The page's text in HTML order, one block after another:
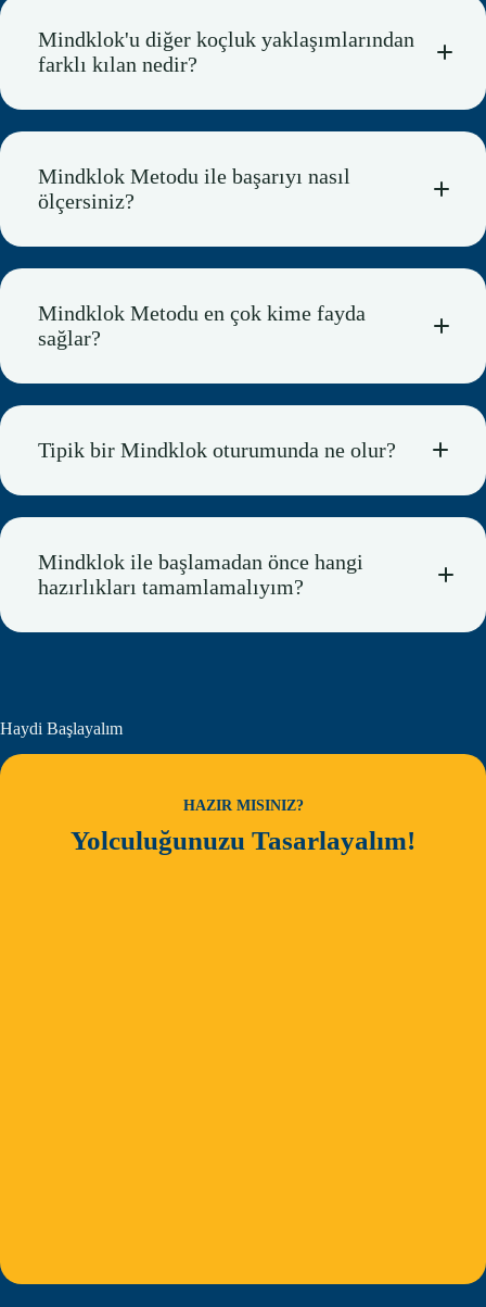
Mindklok'u diğer koçluk yaklaşımlarından
farklı kılan nedir?
Mindklok Metodu ile başarıyı nasıl
ölçersiniz?
Mindklok Metodu en çok kime fayda
sağlar?
Tipik bir Mindklok oturumunda ne olur?
Mindklok ile başlamadan önce hangi
hazırlıkları tamamlamalıyım?
Haydi Başlayalım
HAZIR MISINIZ?
Yolculuğunuzu Tasarlayalım!